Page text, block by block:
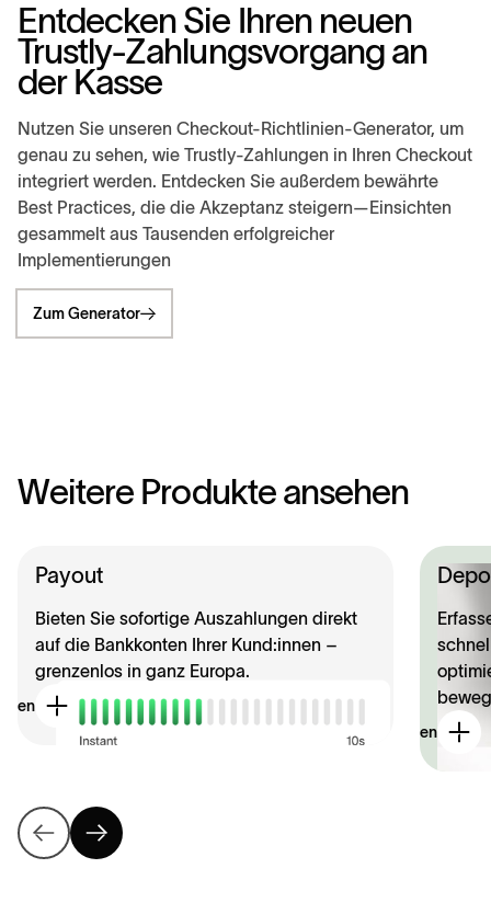
Entdecken Sie Ihren neuen
Trustly-Zahlungsvorgang an
der Kasse
Nutzen Sie unseren Checkout-Richtlinien-Generator, um
genau zu sehen, wie Trustly-Zahlungen in Ihren Checkout
integriert werden. Entdecken Sie außerdem bewährte
Best Practices, die die Akzeptanz steigern—Einsichten
gesammelt aus Tausenden erfolgreicher
Implementierungen
Zum Generator
Payment aus
Jetzt starten
Weitere Produkte ansehen
Payout
Bieten Sie sofortige Auszahlungen direkt
auf die Bankkonten Ihrer Kund:innen –
grenzenlos in ganz Europa.
Ansehen